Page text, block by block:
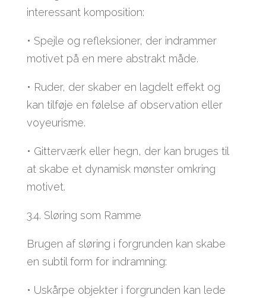
interessant komposition:
• Spejle og refleksioner, der indrammer
motivet på en mere abstrakt måde.
• Ruder, der skaber en lagdelt effekt og
kan tilføje en følelse af observation eller
voyeurisme.
• Gitterværk eller hegn, der kan bruges til
at skabe et dynamisk mønster omkring
motivet.
3.4. Sløring som Ramme
Brugen af sløring i forgrunden kan skabe
en subtil form for indramning:
• Uskårpe objekter i forgrunden kan lede